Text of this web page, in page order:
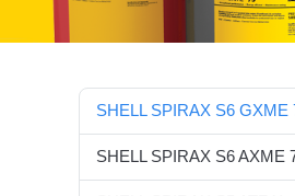
SHELL SPIRAX S6 GXME
SHELL SPIRAX S6 AXME